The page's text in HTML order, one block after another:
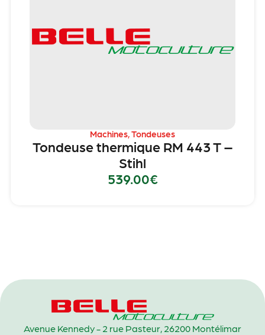
Machines,Tondeuses
Tondeuse thermique RM 443 T –
Stihl
539.00€
Avenue Kennedy - 2 rue Pasteur, 26200 Montélimar